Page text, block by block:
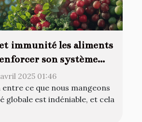
immunité les aliments
son système
naturellement
2025 01:46
ce que nous mangeons
globale est indéniable, et cela